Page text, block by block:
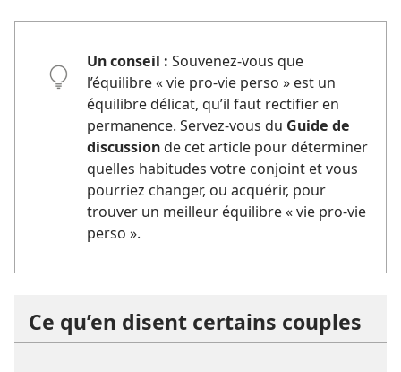
Un conseil : Souvenez-vous que
l’équilibre « vie pro-vie perso » est un
équilibre délicat, qu’il faut rectifier en
permanence. Servez-vous du Guide de
discussionde cet article pour déterminer
quelles habitudes votre conjoint et vous
pourriez changer, ou acquérir, pour
trouver un meilleur équilibre « vie pro-vie
perso ».
Ce qu’en disent certains couples